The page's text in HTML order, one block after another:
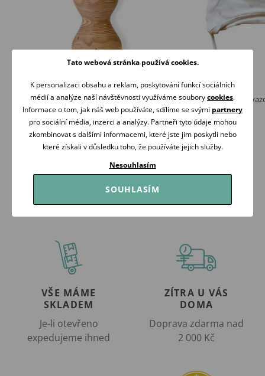
Mrofi Čelenka Pin-up PISTÁCIE
99 Kč 149 Kč
Skladem
Koupit
PINOKIO Čepička
Rose KYTIČKY
199 Kč
Skladem
VŠE MÁME
SKLADEM
Je-li otevřeno
expedujeme ihned
ZÍTRA U VÁS
DOMA
Doprava zdarma nad
2 000 Kč
Tato webová stránka používá cookies.
K personalizaci obsahu a reklam, poskytování funkcí sociálních
médií a analýze naší návštěvnosti využíváme souborycookies.
Informace o tom, jak náš web používáte, sdílíme se svými partnery
pro sociální média, inzerci a analýzy. Partneři tyto údaje mohou
zkombinovat s dalšími informacemi, které jste jim poskytli nebo
které získali v důsledku toho, že používáte jejich služby.
Nesouhlasím
SOUHLASÍM